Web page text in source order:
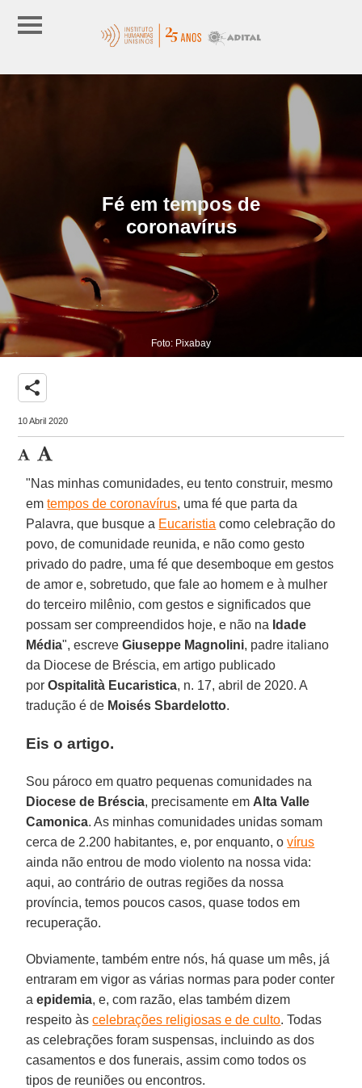
Fé em tempos de
coronavírus
Foto: Pixabay
share
10 Abril 2020
"Nas minhas comunidades, eu tento construir, mesmo
emtempos de coronavírus, uma fé que parta da
Palavra, que busque a Eucaristia como celebração do
povo, de comunidade reunida, e não como gesto
privado do padre, uma fé que desemboque em gestos
de amor e, sobretudo, que fale ao homem e à mulher
do terceiro milênio, com gestos e significados que
possam ser compreendidos hoje, e não na Idade
Média", escreveGiuseppe Magnolini, padre italiano
da Diocese de Bréscia, em artigo publicado
porOspitalità Eucaristica, n. 17, abril de 2020. A
tradução é de Moisés Sbardelotto.
Eis o artigo.
Sou pároco em quatro pequenas comunidades na
Diocese de Bréscia, precisamente em Alta Valle
Camonica. As minhas comunidades unidas somam
cerca de 2.200 habitantes, e, por enquanto, ovírus
ainda não entrou de modo violento na nossa vida:
aqui, ao contrário de outras regiões da nossa
província, temos poucos casos, quase todos em
recuperação.
Obviamente, também entre nós, há quase um mês, já
entraram em vigor as várias normas para poder conter
aepidemia, e, com razão, elas também dizem
respeito àscelebrações religiosas e de culto. Todas
as celebrações foram suspensas, incluindo as dos
casamentos e dos funerais, assim como todos os
tipos de reuniões ou encontros.